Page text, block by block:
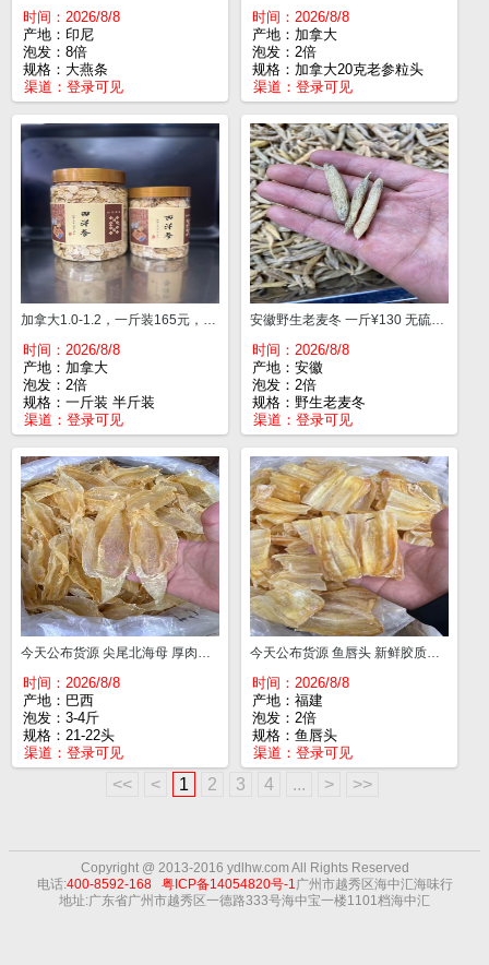
时间：2026/8/8
产地：印尼
泡发：8倍
规格：大燕条
渠道： 登录可见
时间：2026/8/8
产地：加拿大
泡发：2倍
规格：加拿大20克老参粒头
渠道：登录可见
加拿大1.0-1.2，一斤装165元，半斤装90元 工作没精神效率低怎么办 西洋参泡水喝起来🍵 增强体质.抗疲劳👍
时间：2026/8/8
产地：加拿大
泡发：2倍
规格：一斤装 半斤装
渠道： 登录可见
安徽野生老麦冬 一斤¥130 无硫，野外自然生长！清心安神~助睡眠~抗疲劳，上火煮杯麦冬水，煲个麦冬汤，搭配花旗参，石斛，能改善燥热，失眠多梦，口干舌燥问题。
时间：2026/8/8
产地：安徽
泡发：2倍
规格：野生老麦冬
渠道：登录可见
今天公布货源 尖尾北海母 厚肉囗感胶质好 21-22头¥810
时间：2026/8/8
产地：巴西
泡发：3-4斤
规格：21-22头
渠道： 登录可见
今天公布货源 鱼唇头 新鲜胶质好 图片大一斤¥135
时间：2026/8/8
产地：福建
泡发：2倍
规格：鱼唇头
渠道：登录可见
<< < 1 2 3 4 ... > >>
Copyright @ 2013-2016 ydlhw.com All Rights Reserved
电话:400-8592-168 粤ICP备14054820号-1广州市越秀区海中汇海味行
地址:广东省广州市越秀区一德路333号海中宝一楼1101档海中汇